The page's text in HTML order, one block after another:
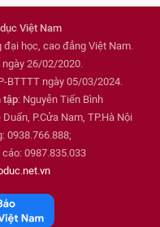
Việt Nam
học, cao đẳng Việt Nam.
26/02/2020.
BTTTT ngày 05/03/2024.
tập: Nguyễn Tiến Bình
P.Cửa Nam, TP.Hà Nội
0938.766.888;
0987.835.033